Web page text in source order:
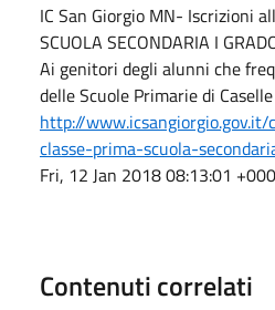
IC San Giorgio MN- Iscrizioni
SCUOLA SECONDARIA I
Ai genitori degli alunni che
delle Scuole Primarie di
http://
classe-prima-scuola-
Fri, 12 Jan 2018 08:13:01
Contenuti correlati